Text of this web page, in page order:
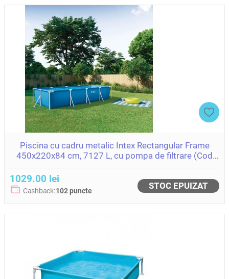
Piscina cu cadru metalic Intex Rectangular Frame
450x220x84 cm, 7127 L, cu pompa de filtrare (Cod
1029.00 lei
Cashback:102 puncte STOC EPUIZAT